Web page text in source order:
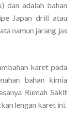
dan adalah bahan
Japan drill atau
namun jarang jas
karet pada
bahan kimia
Rumah Sakit
lengan karet ini.